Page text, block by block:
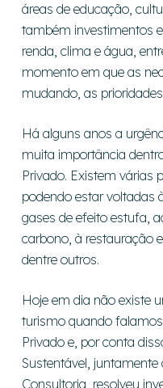
áreas de educação,
também investimentos
renda, clima e água,
momento em que as
mudando, as
Há alguns anos a
muita importância
Privado. Existem várias
podendo estar voltadas
gases de efeito estufa,
carbono, à restauração
dentre outros.
Hoje em dia não existe
turismo quando
Privado e, por conta
Sustentável,
Consultoria, resolveu